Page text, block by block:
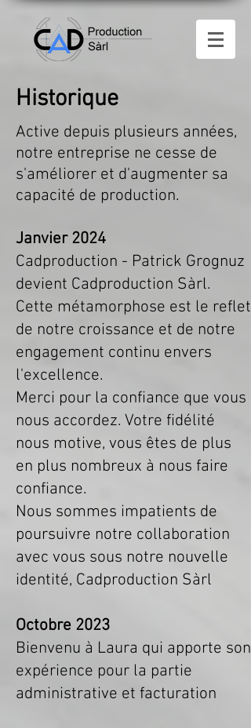
Historique
Active depuis plusieurs années,
notre entreprise ne cesse de
s'améliorer et d'augmenter sa
capacité de production.
Janvier 2024
Cadproduction - Patrick Grognuz
devient Cadproduction Sàrl.
Cette métamorphose est le reflet
de notre croissance et de notre
engagement continu envers
l'excellence.
Merci pour la confiance que vous
nous accordez. Votre fidélité
nous motive, vous êtes de plus
en plus nombreux à nous faire
confiance.
Nous sommes impatients de
poursuivre notre collaboration
avec vous sous notre nouvelle
identité, Cadproduction Sàrl
Octobre 2023
Bienvenu à Laura qui apporte son
expérience pour la partie
administrative et facturation